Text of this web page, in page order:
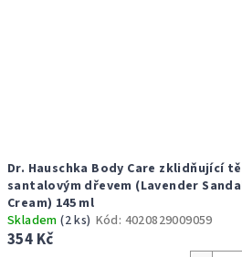
Dr. Hauschka Body Care zklidňující
santalovým dřevem (Lavender
Cream) 145 ml
Skladem(2 ks) Kód: 4020829009059
354 Kč